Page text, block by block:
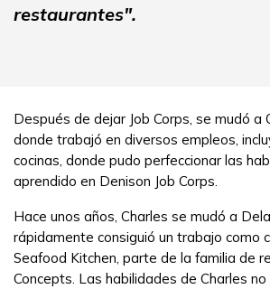
restaurantes".
Después de dejar Job Corps, se mudó a
donde trabajó en diversos empleos,
cocinas, donde pudo perfeccionar las
aprendido en Denison Job Corps.
Hace unos años, Charles se mudó a
rápidamente consiguió un trabajo como
Seafood Kitchen, parte de la familia de
Concepts. Las habilidades de Charles